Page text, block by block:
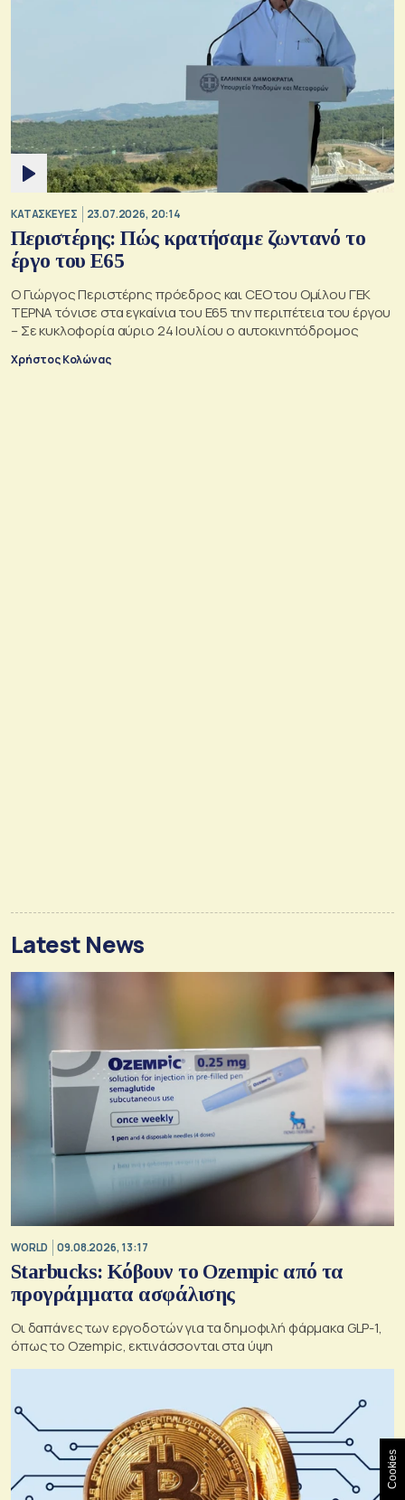
ΚΑΤΑΣΚΕΥΕΣ 23.07.2026, 20:14
Περιστέρης: Πώς κρατήσαμε ζωντανό το
έργο του Ε65
Ο Γιώργος Περιστέρης πρόεδρος και CEO του Ομίλου ΓΕΚ
ΤΕΡΝΑ τόνισε στα εγκαίνια του Ε65 την περιπέτεια του έργου
– Σε κυκλοφορία αύριο 24 Ιουλίου ο αυτοκινητόδρομος
Χρήστος Κολώνας
Latest News
WORLD 09.08.2026, 13:17
Starbucks: Κόβουν το Ozempic από τα
προγράμματα ασφάλισης
Οι δαπάνες των εργοδοτών για τα δημοφιλή φάρμακα GLP-1,
όπως το Ozempic, εκτινάσσονται στα ύψη
Cookies